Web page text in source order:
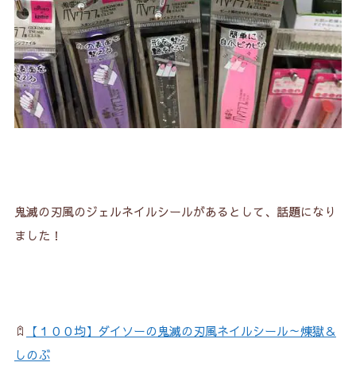
鬼滅の刃風のジェルネイルシールがあるとして、話題になり
ました！
【１００均】ダイソーの鬼滅の刃風ネイルシール～煉獄＆
しのぶ